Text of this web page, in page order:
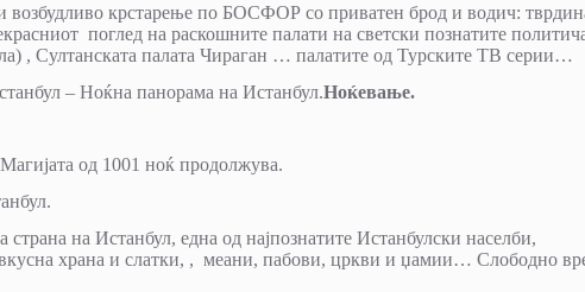
возбудливо крстарење по БОСФОР со приватен брод и водич:
поглед на раскошните палати на светски познатите
, Султанската палата Чираган … палатите од Турските ТВ серии…
– Ноќна панорама на Истанбул.Ноќевање.
од 1001 ноќ продолжува.
на Истанбул, една од најпознатите Истанбулски населби,
храна и слатки, , меани, пабови, цркви и џамии… Слободно